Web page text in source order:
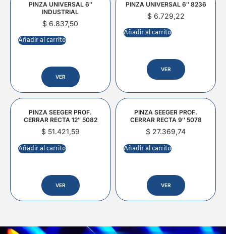
PINZA UNIVERSAL 6″
INDUSTRIAL
$ 6.837,50
Añadir al carrito
VER
PINZA UNIVERSAL 6″ 8236
$6.729,22
Añadir al carrito
VER
PINZA SEEGER PROF.
CERRAR RECTA 12″ 5082
$51.421,59
Añadir al carrito
VER
PINZA SEEGER PROF.
CERRAR RECTA 9″ 5078
$ 27.369,74
Añadir al carrito
VER